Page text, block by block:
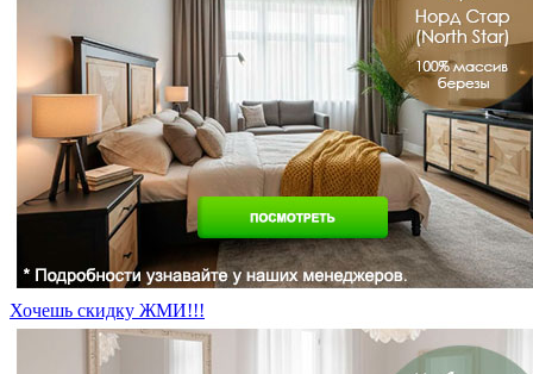
Хочешь скидку ЖМИ!!!